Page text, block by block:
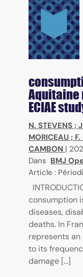
Aquitaine
ECIAE
N. STEVENS ;
MORICEAU ; F.
CAMBON |
Dans BMJ
Article :
consumption
diseases,
deaths. In
represents
to its
damage [...]